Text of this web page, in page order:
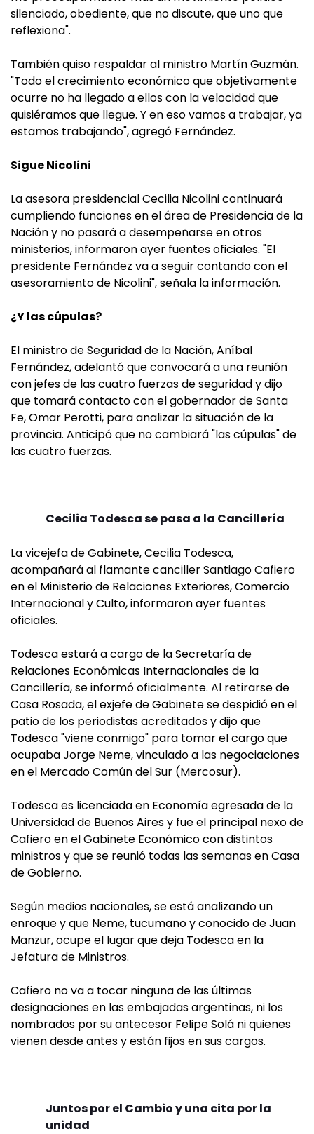
silenciado, obediente, que no discute, que uno que
reflexiona".
También quiso respaldar al ministro Martín Guzmán.
"Todo el crecimiento económico que objetivamente
ocurre no ha llegado a ellos con la velocidad que
quisiéramos que llegue. Y en eso vamos a trabajar, ya
estamos trabajando", agregó Fernández.
Sigue Nicolini
La asesora presidencial Cecilia Nicolini continuará
cumpliendo funciones en el área de Presidencia de la
Nación y no pasará a desempeñarse en otros
ministerios, informaron ayer fuentes oficiales. "El
presidente Fernández va a seguir contando con el
asesoramiento de Nicolini", señala la información.
¿Y las cúpulas?
El ministro de Seguridad de la Nación, Aníbal
Fernández, adelantó que convocará a una reunión
con jefes de las cuatro fuerzas de seguridad y dijo
que tomará contacto con el gobernador de Santa
Fe, Omar Perotti, para analizar la situación de la
provincia. Anticipó que no cambiará "las cúpulas" de
las cuatro fuerzas.
Cecilia Todesca se pasa a la Cancillería
La vicejefa de Gabinete, Cecilia Todesca,
acompañará al flamante canciller Santiago Cafiero
en el Ministerio de Relaciones Exteriores, Comercio
Internacional y Culto, informaron ayer fuentes
oficiales.
Todesca estará a cargo de la Secretaría de
Relaciones Económicas Internacionales de la
Cancillería, se informó oficialmente. Al retirarse de
Casa Rosada, el exjefe de Gabinete se despidió en el
patio de los periodistas acreditados y dijo que
Todesca "viene conmigo" para tomar el cargo que
ocupaba Jorge Neme, vinculado a las negociaciones
en el Mercado Común del Sur (Mercosur).
Todesca es licenciada en Economía egresada de la
Universidad de Buenos Aires y fue el principal nexo de
Cafiero en el Gabinete Económico con distintos
ministros y que se reunió todas las semanas en Casa
de Gobierno.
Según medios nacionales, se está analizando un
enroque y que Neme, tucumano y conocido de Juan
Manzur, ocupe el lugar que deja Todesca en la
Jefatura de Ministros.
Cafiero no va a tocar ninguna de las últimas
designaciones en las embajadas argentinas, ni los
nombrados por su antecesor Felipe Solá ni quienes
vienen desde antes y están fijos en sus cargos.
Juntos por el Cambio y una cita por la
unidad